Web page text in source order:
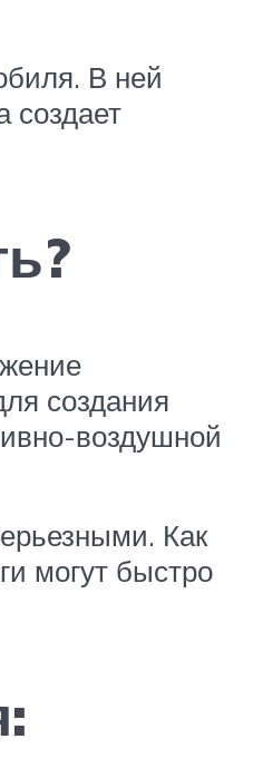
В ней
создает
создания
воздушной
Как
могут быстро